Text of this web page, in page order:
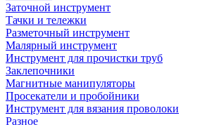
Заточной инструмент
Тачки и тележки
Разметочный инструмент
Малярный инструмент
Инструмент для прочистки труб
Заклепочники
Магнитные манипуляторы
Просекатели и пробойники
Инструмент для вязания проволоки
Разное